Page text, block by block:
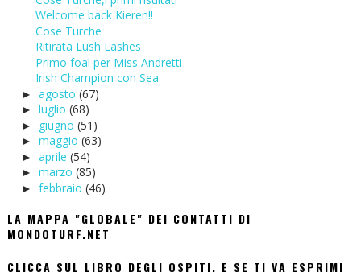
Welcome back Kieren!!
Cose Turche
Ritirata Lush Lashes
Primo foal per Miss Andretti
Irish Champion con Sea
► agosto (67)
► luglio (68)
► giugno (51)
► maggio (63)
► aprile (54)
► marzo (85)
► febbraio (46)
LA MAPPA "GLOBALE" DEI CONTATTI DI
MONDOTURF.NET
CLICCA SUL LIBRO DEGLI OSPITI, E SE TI VA ESPRIMI